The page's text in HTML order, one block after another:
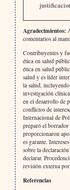
Agradecimientos:
comentarios al
Contribuyentes y
ética en salud
ética en salud
salud y es líder
la salud,
investigación
en el desarrollo de
conflictos de
Internacional de
preparó el borrador
proporcionaron
es garante.
sobre la
declarar.
revisión externa por
Referencias